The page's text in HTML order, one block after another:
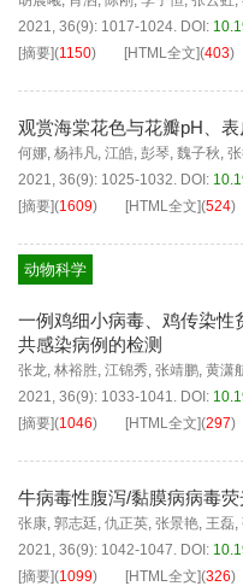
2021, 36(9): 1017-1024. DOI:
[摘要](1150) [HTML全文](403)
观赏海棠花色与花瓣pH、
何娜, 杨祎凡, 江皓, 彭琴, 魏子秋,
2021, 36(9): 1025-1032. DOI:
[摘要](1609) [HTML全文](524)
动物科学
一例鸡细小病毒、鸡传染性
共感染病例的检测
张龙, 林裕胜, 江锦秀, 张靖鹏, 黄潇
2021, 36(9): 1033-1041. DOI:
[摘要](1046) [HTML全文](297)
牛病毒性腹泻/黏膜病病毒
张康, 郭志廷, 仇正英, 张景艳, 王磊,
2021, 36(9): 1042-1047. DOI:
[摘要](1099) [HTML全文](326)